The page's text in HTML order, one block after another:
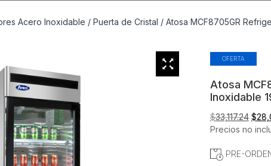
Acero Inoxidable / Puerta de Cristal / Atosa MCF8705GR
OFERTA
Atosa
Inoxidable
$33,117.24 El
era:
$
Precios no
PRE-